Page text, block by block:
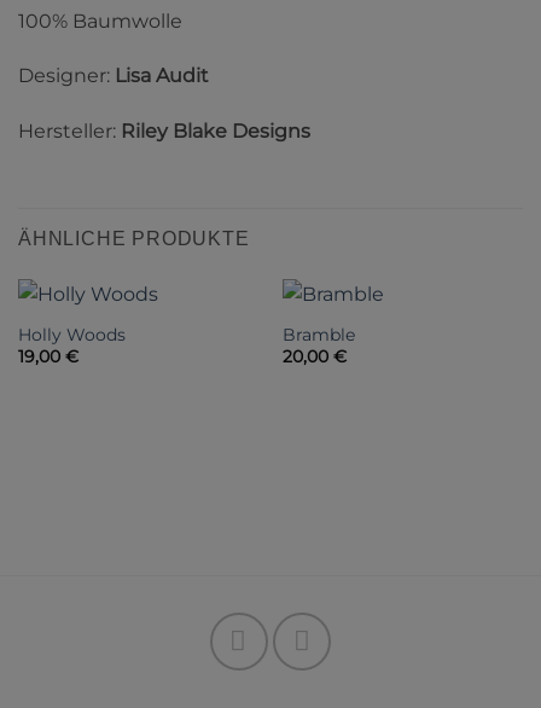
100% Baumwolle
Designer: Lisa Audit
Hersteller: Riley Blake Designs
ÄHNLICHE PRODUKTE
Holly Woods
19,00 €
Bramble
20,00 €